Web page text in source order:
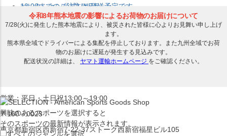
セレクション公式LINE@
営業：平日・土日祝13:00～19:00
〒160－0023
東京都新宿区西新宿7-22-37ストーク西新宿福星ビル105
12:00までのご注文は発送予定です。
在庫品は 1-3営業日内で発送!! ※お取寄せ商品は対象外
興味のあるスポーツを選択すると
そのスポーツの最新情報が表示されます。
すべてのジャンルを選択